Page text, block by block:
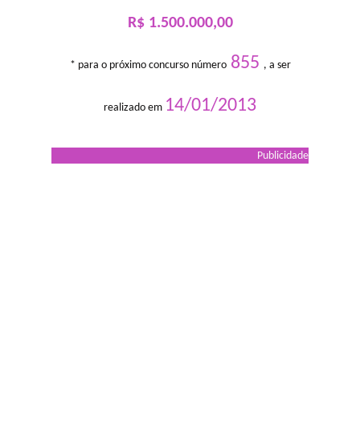
R$ 1.500.000,00
* para o próximo concurso número855 , a ser
realizado em 14/01/2013
Publicidade